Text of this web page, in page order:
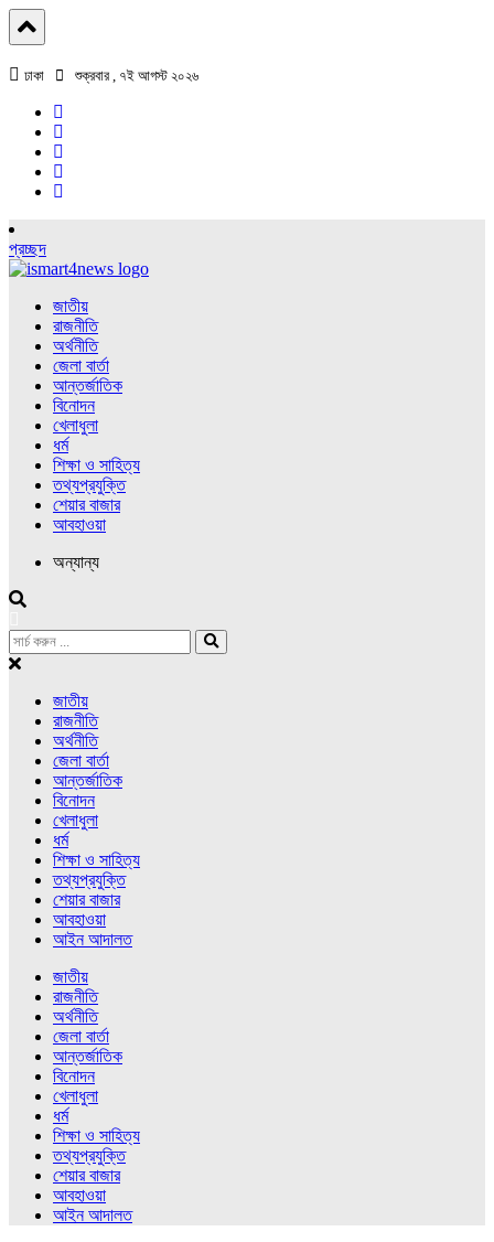
ঢাকা শুক্রবার , ৭ই আগস্ট ২০২৬
প্রচ্ছদ
জাতীয়
রাজনীতি
অর্থনীতি
জেলা বার্তা
আন্তর্জাতিক
বিনোদন
খেলাধুলা
ধর্ম
শিক্ষা ও সাহিত্য
তথ্যপ্রযুক্তি
শেয়ার বাজার
আবহাওয়া
অন্যান্য
জাতীয়
রাজনীতি
অর্থনীতি
জেলা বার্তা
আন্তর্জাতিক
বিনোদন
খেলাধুলা
ধর্ম
শিক্ষা ও সাহিত্য
তথ্যপ্রযুক্তি
শেয়ার বাজার
আবহাওয়া
আইন আদালত
জাতীয়
রাজনীতি
অর্থনীতি
জেলা বার্তা
আন্তর্জাতিক
বিনোদন
খেলাধুলা
ধর্ম
শিক্ষা ও সাহিত্য
তথ্যপ্রযুক্তি
শেয়ার বাজার
আবহাওয়া
আইন আদালত